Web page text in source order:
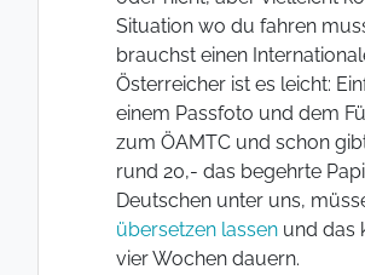
Situation wo du fahren
brauchst einen
Österreicher ist es leicht:
einem Passfoto und dem
zum ÖAMTC und schon
rund 20,- das begehrte
Deutschen unter uns,
übersetzen lassen und das
vier Wochen dauern.